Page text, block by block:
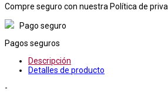
Compre seguro con nuestra Política de
Pago seguro
Pagos seguros
Descripción
Detalles de producto
-